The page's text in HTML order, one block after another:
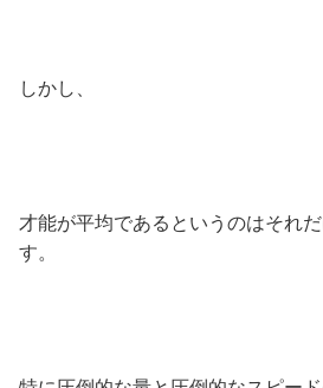
しかし、
才能が平均であるというのはそれ
す。